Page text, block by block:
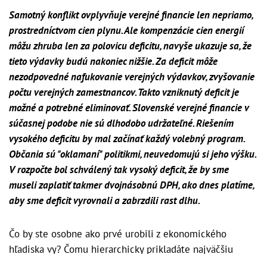
Samotný konflikt ovplyvňuje verejné financie len nepriamo,
prostredníctvom cien plynu. Ale kompenzácie cien energií
môžu zhruba len za polovicu deficitu, navyše ukazuje sa, že
tieto výdavky budú nakoniec nižšie. Za deficit môže
nezodpovedné nafukovanie verejných výdavkov, zvyšovanie
počtu verejných zamestnancov. Takto vzniknutý deficit je
možné a potrebné eliminovať. Slovenské verejné financie v
súčasnej podobe nie sú dlhodobo udržateľné. Riešením
vysokého deficitu by mal začínať každý volebný program.
Občania sú "oklamaní" politikmi, neuvedomujú si jeho výšku.
V rozpočte bol schválený tak vysoký deficit, že by sme
museli zaplatiť takmer dvojnásobnú DPH, ako dnes platíme,
aby sme deficit vyrovnali a zabrzdili rast dlhu.
Čo by ste osobne ako prvé urobili z ekonomického
hľadiska vy? Čomu hierarchicky prikladáte najväčšiu